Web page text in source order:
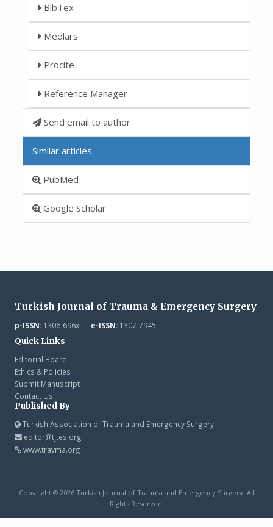
BibTex
Medlars
Procite
Reference Manager
Send email to author
Similar articles
PubMed
Google Scholar
Turkish Journal of Trauma & Emergency Surgery
p-ISSN:1306-696x | e-ISSN:1307-7945
Quick Links
Editorial Board
Ethics & Policies
Submit Manuscript
Contact Us
Published By
Turkish Association of Trauma and Emergency Surgery
editor@tjtes.org
www.travma.org
Copyright © 2026 Turkish Journal of Trauma and Emergency Surgery. All
Rights Reserved.